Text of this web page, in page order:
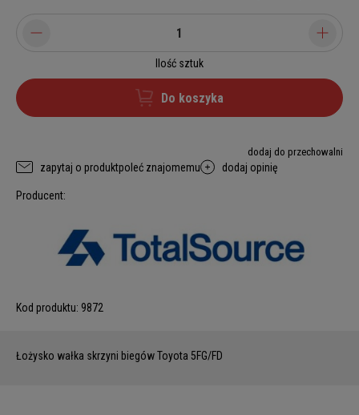
Ilość sztuk
Do koszyka
dodaj do przechowalni
zapytaj o produktpoleć znajomemu dodaj opinię
Producent:
Kod produktu: 9872
Łożysko wałka skrzyni biegów Toyota 5FG/FD